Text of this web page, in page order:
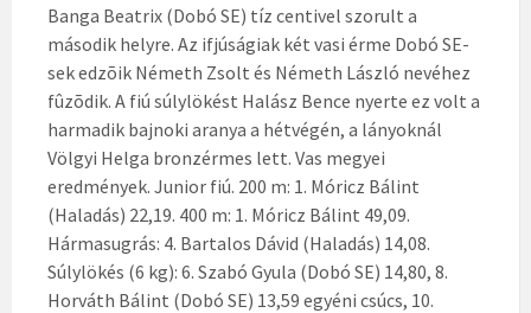
Banga Beatrix (Dobó SE) tíz centivel szorult a
második helyre. Az ifjúságiak két vasi érme Dobó SE-
sek edzõik Németh Zsolt és Németh László nevéhez
fûzõdik. A fiú súlylökést Halász Bence nyerte ez volt a
harmadik bajnoki aranya a hétvégén, a lányoknál
Völgyi Helga bronzérmes lett. Vas megyei
eredmények. Junior fiú. 200 m: 1. Móricz Bálint
(Haladás) 22,19. 400 m: 1. Móricz Bálint 49,09.
Hármasugrás: 4. Bartalos Dávid (Haladás) 14,08.
Súlylökés (6 kg): 6. Szabó Gyula (Dobó SE) 14,80, 8.
Horváth Bálint (Dobó SE) 13,59 egyéni csúcs, 10.